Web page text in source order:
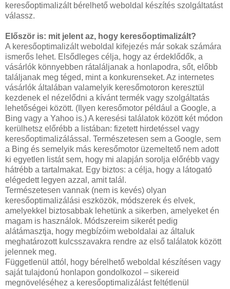
keresőoptimalizált bérelhető weboldal készítés szolgáltatást
válassz.
Először is: mit jelent az, hogy keresőoptimalizált?
A keresőoptimalizált weboldal kifejezés már sokak számára
ismerős lehet. Elsődleges célja, hogy az érdeklődők, a
vásárlók könnyebben rátaláljanak a honlapodra, sőt, előbb
találjanak meg téged, mint a konkurenseket. Az internetes
vásárlók általában valamelyik keresőmotoron keresztül
kezdenek el nézelődni a kívánt termék vagy szolgáltatás
lehetőségei között. (Ilyen keresőmotor például a Google, a
Bing vagy a Yahoo is.) A keresési találatok között két módon
kerülhetsz előrébb a listában: fizetett hirdetéssel vagy
keresőoptimalizálással. Természetesen sem a Google, sem
a Bing és semelyik más keresőmotor üzemeltető nem adott
ki egyetlen listát sem, hogy mi alapján sorolja előrébb vagy
hátrébb a tartalmakat. Egy biztos: a célja, hogy a látogató
elégedett legyen azzal, amit talál.
Természetesen vannak (nem is kevés) olyan
keresőoptimalizálási eszközök, módszerek és elvek,
amelyekkel biztosabbak lehetünk a sikerben, amelyeket én
magam is használok. Módszereim sikerét pedig
alátámasztja, hogy megbízóim weboldalai az általuk
meghatározott kulcsszavakra rendre az első találatok között
jelennek meg.
Függetlenül attól, hogy bérelhető weboldal készítésen vagy
saját tulajdonú honlapon gondolkozol – sikereid
megnöveléséhez a keresőoptimalizálást feltétlenül